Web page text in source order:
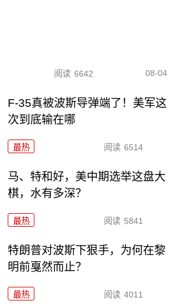
阅读 6642 08-04
F-35真被波斯导弹端了！美军这
次到底输在哪
最热 阅读 6514
马、特和好，美中期选举这盘大
棋，水有多深？
最热 阅读 5841
特朗普对波斯下狠手，为何在黎
明前戛然而止？
最热 阅读 4011